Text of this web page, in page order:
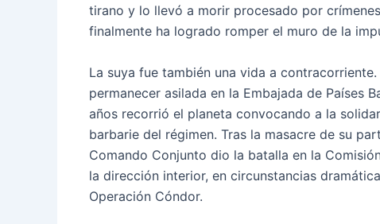
tirano y lo llevó a morir procesado por
finalmente ha logrado romper el muro de la
La suya fue también una vida a
permanecer asilada en la Embajada de Países
años recorrió el planeta convocando a la
barbarie del régimen. Tras la masacre de su
Comando Conjunto dio la batalla en la
la dirección interior, en circunstancias
Operación Cóndor.